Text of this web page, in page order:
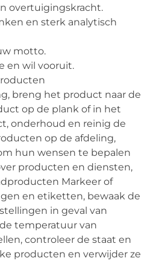
overtuigingskracht.
en sterk analytisch
motto.
en wil vooruit.
breng het product naar de
op de plank of in het
onderhoud en reinig de
op de afdeling,
hun wensen te bepalen
producten en diensten,
Markeer of
en etiketten, bewaak de
in geval van
temperatuur van
controleer de staat en
producten en verwijder ze